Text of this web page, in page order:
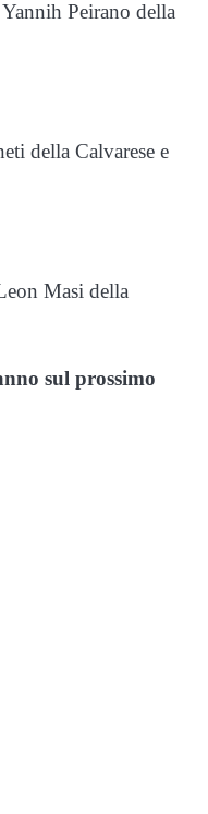
Peirano della
della Calvarese e
Masi della
sul prossimo